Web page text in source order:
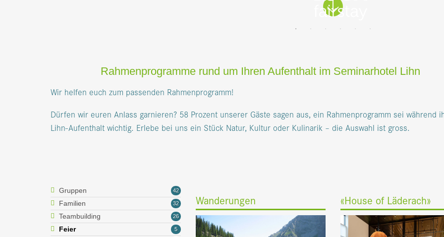
Rahmenprogramme rund um Ihren Aufenthalt im Seminarhotel Lihn
Wir helfen euch zum passenden Rahmenprogramm!
Dürfen wir euren Anlass garnieren? 58 Prozent unserer Gäste sagen aus, ein Rahmenprogramm sei während
Lihn-Aufenthalt wichtig. Erlebe bei uns ein Stück Natur, Kultur oder Kulinarik – die Auswahl ist gross.
42
Gruppen
32
Familien
26
Teambuilding
5
Feier
Wanderungen «House of Läderach»